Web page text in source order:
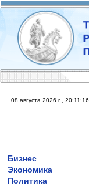
08 августа 2026 г., 20:11:16
Бизнес
Экономика
Политика